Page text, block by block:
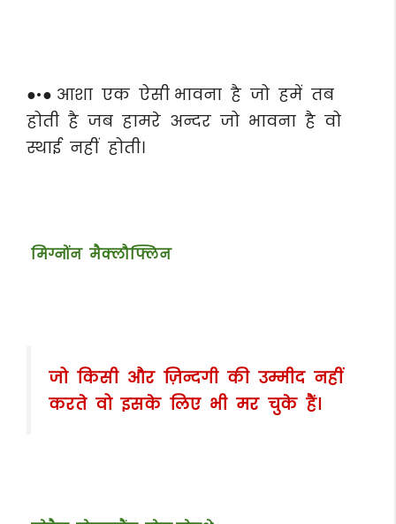
●•● आशा एक ऐसी भावना है जो हमें तब
होती है जब हामरे अन्दर जो भावना है वो
स्थाई नहीं होती।
मिग्नोंन मैक्लौफ्लिन
जो किसी और ज़िन्दगी की उम्मीद नहीं
करते वो इसके लिए भी मर चुके हैं।